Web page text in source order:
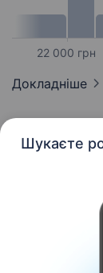
Шукаєте
22 000 грн
Докладніше